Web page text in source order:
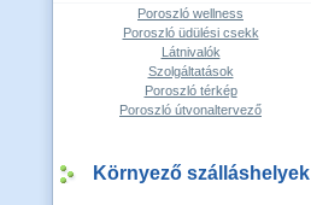
Poroszló wellness
Poroszló üdülési csekk
Látnivalók
Szolgáltatások
Poroszló térkép
Poroszló útvonaltervező
Környező szálláshelyek